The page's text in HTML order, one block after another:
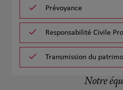
Prévoyance
Responsabilité Civile Pro
Transmission du
Notre